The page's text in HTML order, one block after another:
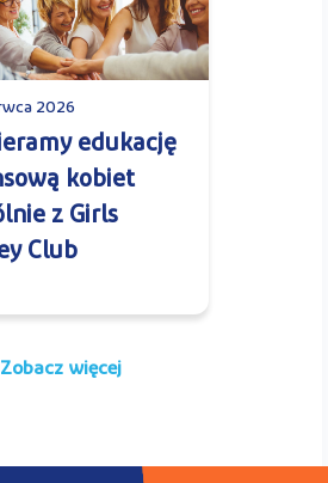
2026
edukację
kobiet
z Girls
Club
Zobacz więcej